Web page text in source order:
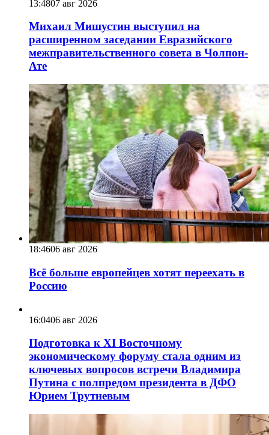
13:4807 авг 2026
Михаил Мишустин выступил на
расширенном заседании Евразийского
межправительственного совета в Чолпон-
Ате
18:4606 авг 2026
Всё больше европейцев хотят переехать в
Россию
16:0406 авг 2026
Подготовка к XI Восточному
экономическому форуму стала одним из
ключевых вопросов встречи Владимира
Путина с полпредом президента в ДФО
Юрием Трутневым